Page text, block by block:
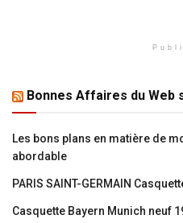
Bonnes Affaires du Web
Les bons plans en matière de
abordable
PARIS SAINT-GERMAIN
Casquette Bayern Munich neuf